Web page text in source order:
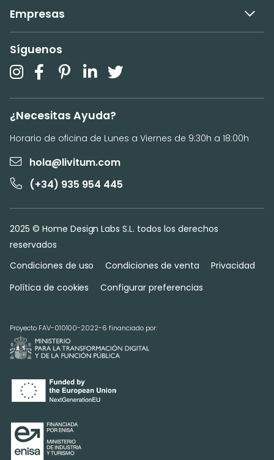
Empresas
Síguenos
¿Necesitas Ayuda?
Horario de oficina de Lunes a Viernes de 9:30h a 18:00h
hola@livitum.com
(+34) 935 954 445
2025 © Home Design Labs S.L. todos los derechos
reservados
Condiciones de uso
Condiciones de venta
Privacidad
Política de cookies
Configurar preferencias
Proyecto FAV-010100-2022-6 financiado por: